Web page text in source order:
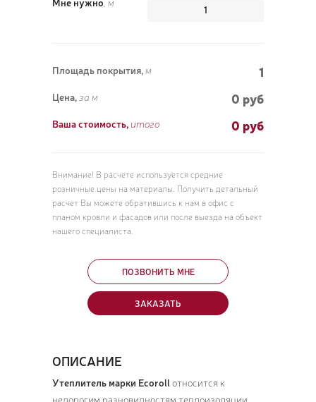
Площадь покрытия, м 1
Цена, за м 0 руб
Ваша стоимость, итого 0 руб
Внимание! В расчете используется средние
розничные цены на материалы. Получить детальный
расчет Вы можете обратившись к нам в офис с
планом кровли и фасадов или после выезда на объект
нашего специалиста.
ПОЗВОНИТЬ МНЕ
ЗАКАЗАТЬ
ОПИСАНИЕ
Утеплитель марки Ecoroll относится к
недорогим разновидностям теплоизоляции.